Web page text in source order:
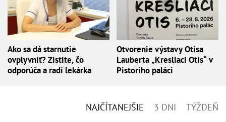
Ako sa dá starnutie
ovplyvniť? Zistite, čo
odporúča a radí lekárka
Otvorenie výstavy Otisa
Lauberta „Kresliaci Otis“ v
Pistoriho paláci
NAJČÍTANEJŠIE 3 DNI TÝŽDEŇ